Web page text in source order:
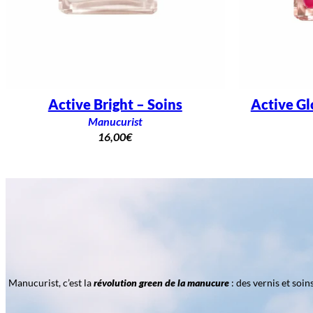
Active Bright – Soins
Manucurist
16,00€
Active
Manucurist, c’est larévolution green de la manucure: des vernis et